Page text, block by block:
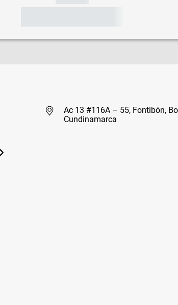
Ac 13 #116A – 55, Fontibón,
Cundinamarca